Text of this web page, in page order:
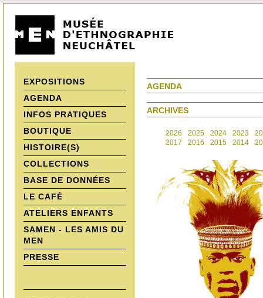
EXPOSITIONS
AGENDA
INFOS PRATIQUES
BOUTIQUE
HISTOIRE(S)
COLLECTIONS
BASE DE DONNÉES
LE CAFÉ
ATELIERS ENFANTS
SAMEN - LES AMIS DU
MEN
PRESSE
AGENDA
ARCHIVES
2026 2025 2024 2023
2017
2016 2015 2014